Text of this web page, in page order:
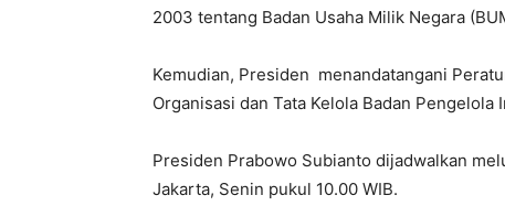
2003 tentang Badan Usaha Milik Negara
Kemudian, Presiden menandatangani
Organisasi dan Tata Kelola Badan Pengelola
Presiden Prabowo Subianto dijadwalkan
Jakarta, Senin pukul 10.00 WIB.